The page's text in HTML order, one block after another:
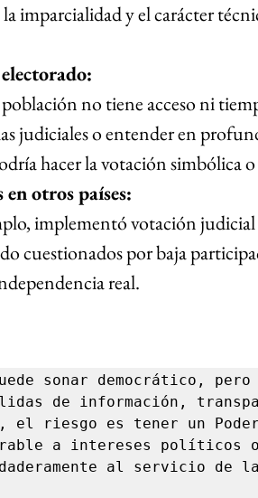
imparcialidad y el carácter
no tiene acceso ni
judiciales o entender en
hacer la votación simbólica
otros países:
implementó votación judicial
cuestionados por baja
real.
sonar democrático,
de información,
el riesgo es tener un Poder
a intereses políticos o
al servicio de la